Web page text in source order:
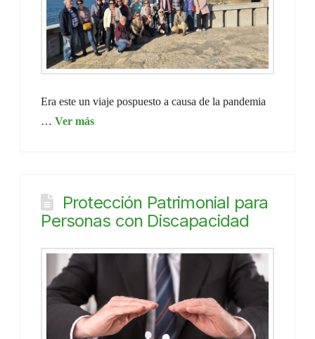
Era este un viaje pospuesto a causa de la pandemia
…
Protección Patrimonial para
Personas con Discapacidad